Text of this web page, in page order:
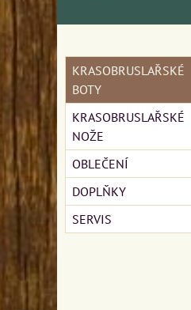
KRASOBRUSLAŘSKÉ
BOTY
KRASOBRUSLAŘSKÉ
NOŽE
OBLEČENÍ
DOPLŇKY
SERVIS